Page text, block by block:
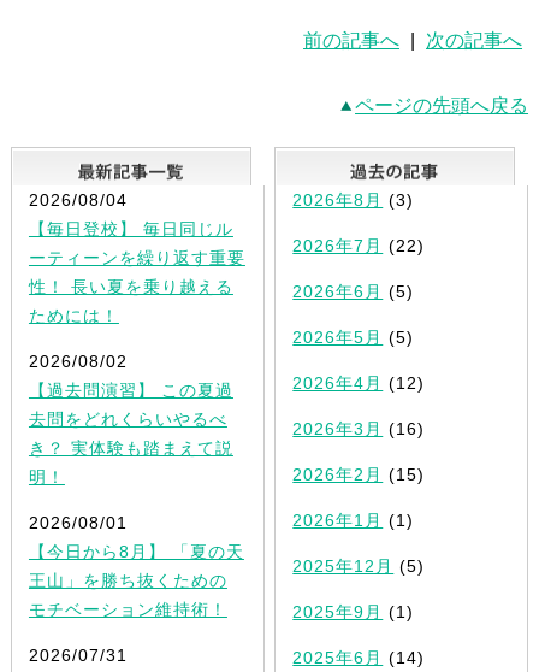
前の記事へ 次の記事へ
ページの先頭へ戻る
最新記事一覧
2026/08/04
【毎日登校】 毎日同じル
ーティーンを繰り返す重要
性！ 長い夏を乗り越える
ためには！
2026/08/02
【過去問演習】 この夏過
去問をどれくらいやるべ
き？ 実体験も踏まえて説
明！
2026/08/01
【今日から8月】 「夏の天
王山」を勝ち抜くための
モチベーション維持術！
2026/07/31
2026年8月 (3)
2026年7月 (22)
2026年6月 (5)
2026年5月 (5)
2026年4月 (12)
2026年3月 (16)
2026年2月 (15)
2026年1月 (1)
2025年12月 (5)
2025年9月 (1)
2025年6月 (14)